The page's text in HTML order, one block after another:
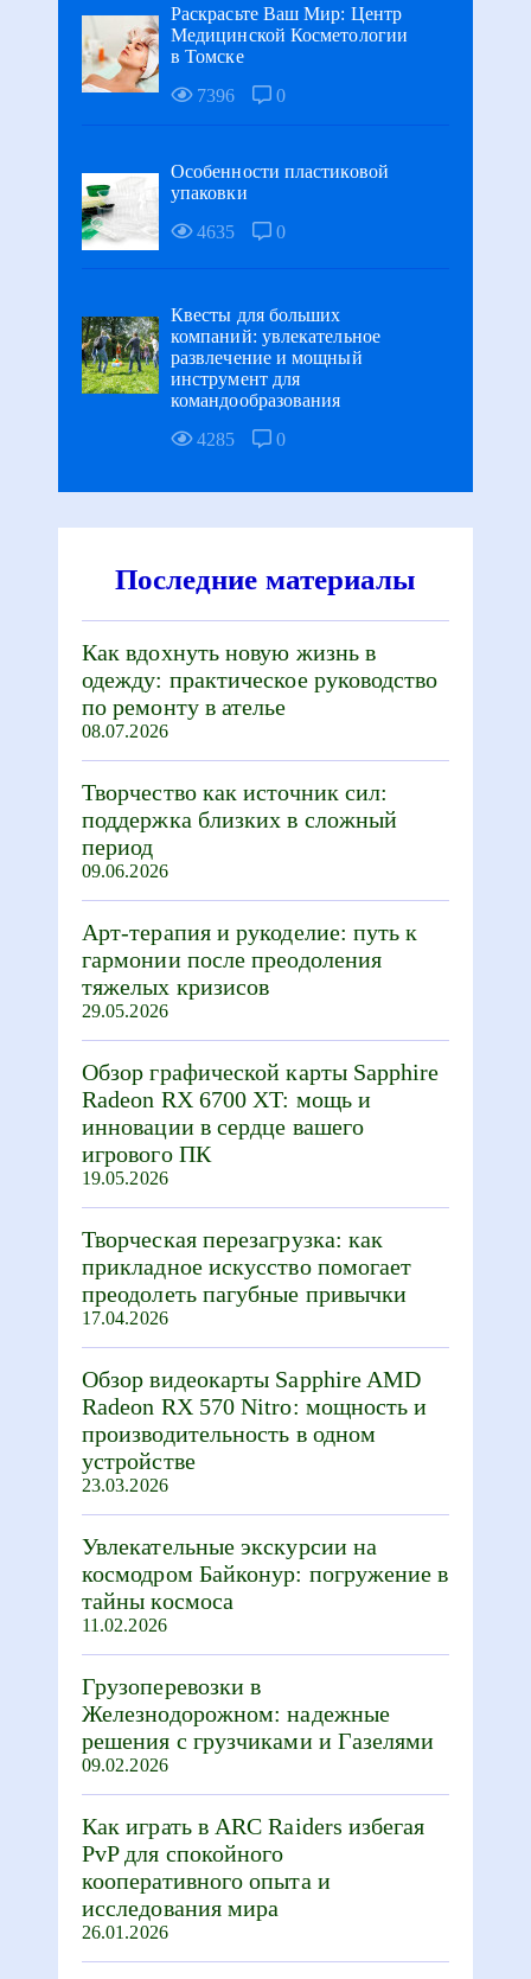
Раскрасьте Ваш Мир: Центр
Медицинской Косметологии
в Томске
7396
0
Особенности пластиковой
упаковки
4635
0
Квесты для больших
компаний: увлекательное
развлечение и мощный
инструмент для
командообразования
4285
0
Последние материалы
Как вдохнуть новую жизнь в
одежду: практическое руководство
по ремонту в ателье
08.07.2026
Творчество как источник сил:
поддержка близких в сложный
период
09.06.2026
Арт-терапия и рукоделие: путь к
гармонии после преодоления
тяжелых кризисов
29.05.2026
Обзор графической карты Sapphire
Radeon RX 6700 XT: мощь и
инновации в сердце вашего
игрового ПК
19.05.2026
Творческая перезагрузка: как
прикладное искусство помогает
преодолеть пагубные привычки
17.04.2026
Обзор видеокарты Sapphire AMD
Radeon RX 570 Nitro: мощность и
производительность в одном
устройстве
23.03.2026
Увлекательные экскурсии на
космодром Байконур: погружение в
тайны космоса
11.02.2026
Грузоперевозки в
Железнодорожном: надежные
решения с грузчиками и Газелями
09.02.2026
Как играть в ARC Raiders избегая
PvP для спокойного
кооперативного опыта и
исследования мира
26.01.2026